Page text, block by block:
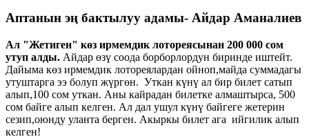
Аптанын эң бактылуу адамы- Айдар Аманалиев
Ал "Жетиген" көз ирмемдик лотореясынан 200 000 сом
утуп алды. Айдар өзү соода борборлордун биринде иштейт.
Дайыма көз ирмемдик лотореялардан ойноп,майда суммадагы
утуштарга ээ болуп жүргөн. Уткан күнү ал бир билет сатып
алып,100 сом уткан. Аны кайрадан билетке алмаштырса, 500
сом байге алып келген. Ал дал ушул күнү байгеге жетерин
сезип,оюнду уланта берген. Акыркы билет ага ийгилик алып
келген!